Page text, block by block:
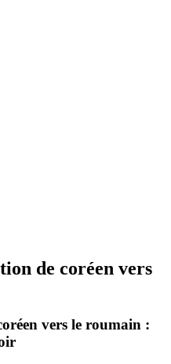
de coréen vers
vers le roumain :